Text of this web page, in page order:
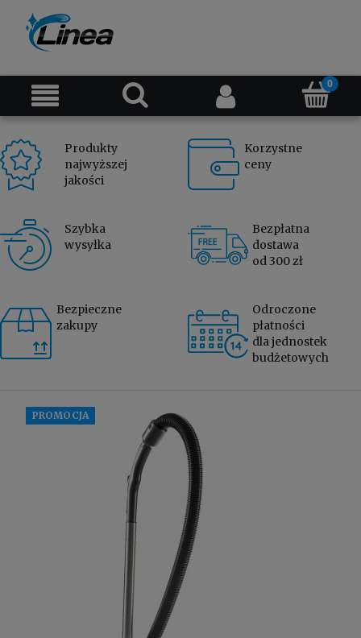
Produkty
najwyższej
jakości
Korzystne
ceny
Szybka
wysyłka
Bezpłatna
dostawa
od 300 zł
Bezpieczne
zakupy
Odroczone
płatności
dla jednostek
budżetowych
PROMOCJA